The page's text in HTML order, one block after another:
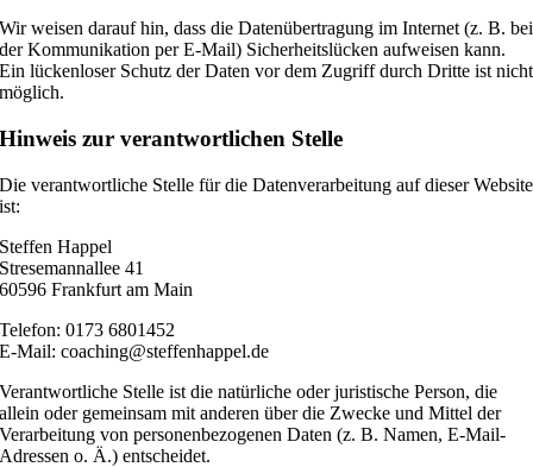
Wir weisen darauf hin, dass die Datenübertragung im Internet (z. B. bei
der Kommunikation per E-Mail) Sicherheitslücken aufweisen kann.
Ein lückenloser Schutz der Daten vor dem Zugriff durch Dritte ist nicht
möglich.
Hinweis zur verantwortlichen Stelle
Die verantwortliche Stelle für die Datenverarbeitung auf dieser Website
ist:
Steffen Happel
Stresemannallee 41
60596 Frankfurt am Main
Telefon: 0173 6801452
E-Mail: coaching@steffenhappel.de
Verantwortliche Stelle ist die natürliche oder juristische Person, die
allein oder gemeinsam mit anderen über die Zwecke und Mittel der
Verarbeitung von personenbezogenen Daten (z. B. Namen, E-Mail-
Adressen o. Ä.) entscheidet.